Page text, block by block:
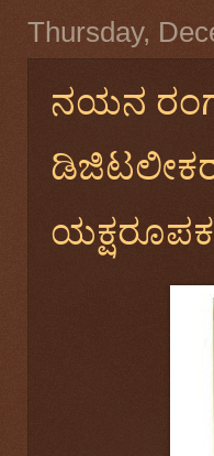
Thursday,
ನಯನ